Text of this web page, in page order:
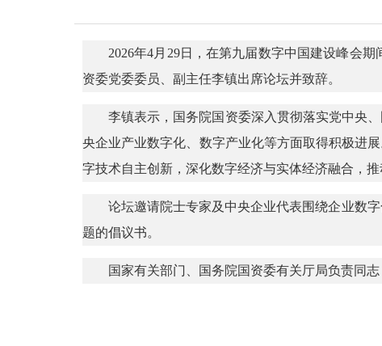
2026年4月29日，在第九届数字中国建设峰会
资委党委委员、副主任李镇出席论坛并致辞。
李镇表示，国务院国资委深入贯彻落实党中央
央企业产业数字化、数字产业化等方面取得积极进
字技术自主创新，深化数字经济与实体经济融合，
论坛邀请院士专家及中央企业代表围绕企业数
题的倡议书。
国家有关部门、国务院国资委有关厅局负责同